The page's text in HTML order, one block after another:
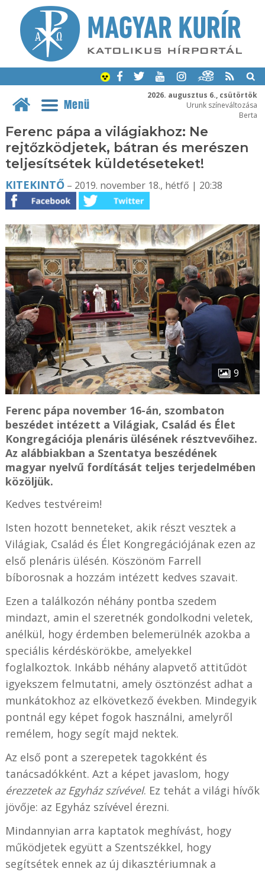
2026. augusztus 6., csütörtök
Urunk színeváltozása
Berta
Menü
Ferenc pápa a világiakhoz: Ne
rejtőzködjetek, bátran és merészen
teljesítsétek küldetéseteket!
KITEKINTŐ– 2019. november 18., hétfő | 20:38
9
Ferenc pápa november 16-án, szombaton
beszédet intézett a Világiak, Család és Élet
Kongregációja plenáris ülésének résztvevőihez.
Az alábbiakban a Szentatya beszédének
magyar nyelvű fordítását teljes terjedelmében
közöljük.
Kedves testvéreim!
Isten hozott benneteket, akik részt vesztek a
Világiak, Család és Élet Kongregációjának ezen az
első plenáris ülésén. Köszönöm Farrell
bíborosnak a hozzám intézett kedves szavait.
Ezen a találkozón néhány pontba szedem
mindazt, amin el szeretnék gondolkodni veletek,
anélkül, hogy érdemben belemerülnék azokba a
speciális kérdéskörökbe, amelyekkel
foglalkoztok. Inkább néhány alapvető attitűdöt
igyekszem felmutatni, amely ösztönzést adhat a
munkátokhoz az elkövetkező években. Mindegyik
pontnál egy képet fogok használni, amelyről
remélem, hogy segít majd nektek.
Az első pont a szerepetek tagokként és
tanácsadókként. Azt a képet javaslom, hogy
érezzetek az Egyház szívével. Ez tehát a világi hívők
jövője: az Egyház szívével érezni.
Mindannyian arra kaptatok meghívást, hogy
működjetek együtt a Szentszékkel, hogy
segítsétek ennek az új dikasztériumnak a